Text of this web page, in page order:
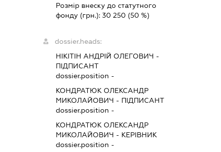
Розмір внеску до статутного
фонду (грн.): 30 250 (50 %)
dossier.heads:
НІКІТІН АНДРІЙ ОЛЕГОВИЧ -
ПІДПИСАНТ
dossier.position -
КОНДРАТЮК ОЛЕКСАНДР
МИКОЛАЙОВИЧ - ПІДПИСАНТ
dossier.position -
КОНДРАТЮК ОЛЕКСАНДР
МИКОЛАЙОВИЧ - КЕРІВНИК
dossier.position -